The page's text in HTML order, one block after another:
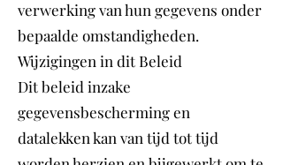
verwerking van hun gegevens onder
bepaalde omstandigheden.
Wijzigingen in dit Beleid
Dit beleid inzake
gegevensbescherming en
datalekken kan van tijd tot tijd